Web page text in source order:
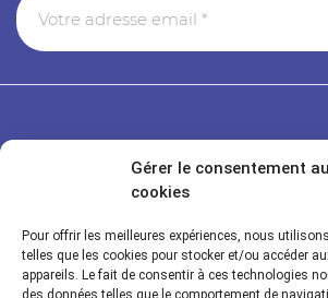
Gérer le consentement
cookies
Pour offrir les meilleures expériences, nous
telles que les cookies pour stocker et/ou accéder
appareils. Le fait de consentir à ces technologies
des données telles que le comportement de